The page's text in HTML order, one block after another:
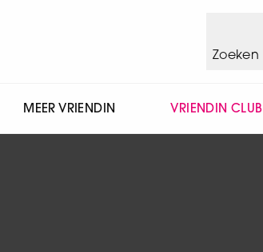
Zoeken
MEER VRIENDIN VRIENDIN CLUB